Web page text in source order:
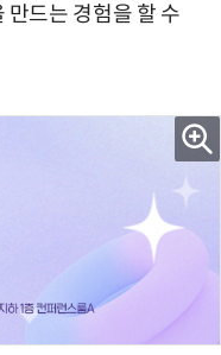
만드는 경험을 할 수